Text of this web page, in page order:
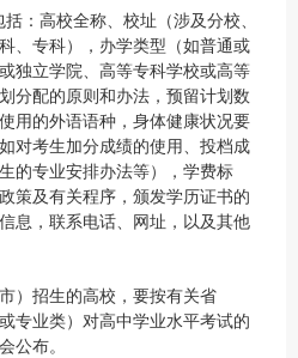
高校全称、校址（涉及分校、
、专科），办学类型（如普通或
独立学院、高等专科学校或高等
分配的原则和办法，预留计划数
用的外语语种，身体健康状况要
对考生加分成绩的使用、投档成
的专业安排办法等），学费标
策及有关程序，颁发学历证书的
息，联系电话、网址，以及其他
招生的高校，要按有关省
专业类）对高中学业水平考试的
公布。